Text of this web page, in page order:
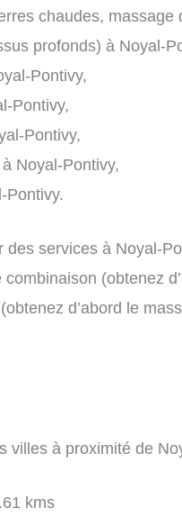
chaudes, massage
profonds) à Noyal-
Pontivy,
Pontivy,
Pontivy,
Noyal-Pontivy,
Pontivy.
services à Noyal-
(obtenez
d’abord le
villes à proximité de
kms